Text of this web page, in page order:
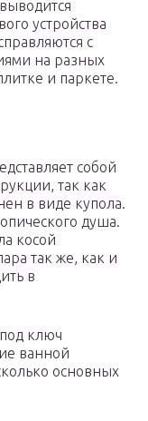
устройства
с
на разных
и паркете.
собой
так как
в виде купола.
душа.
косой
так же, как и
в
ключ
ванной
основных